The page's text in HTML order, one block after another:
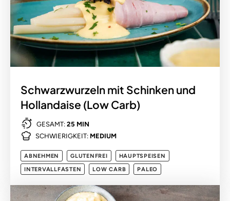
Schwarzwurzeln mit Schinken und
Hollandaise (Low Carb)
GESAMT: 25 MIN
SCHWIERIGKEIT: MEDIUM
ABNEHMEN GLUTENFREI
HAUPTSPEISEN
INTERVALLFASTEN
LOW CARB PALEO